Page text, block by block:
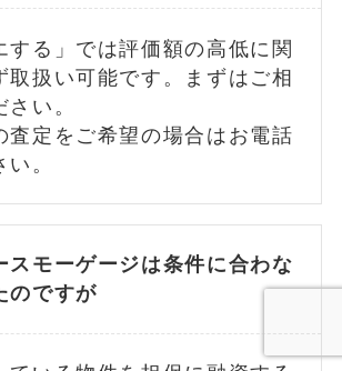
する」では評価額の高低に関
取扱い可能です。まずはご相
さい。
査定をご希望の場合はお電話
い。
スモーゲージは条件に合わな
のですが